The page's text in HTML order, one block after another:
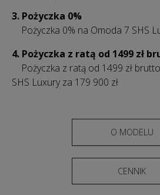
3. Pożyczka 0%
Pożyczka 0% na Omoda 7 SHS
4. Pożyczka z ratą od 1499 zł
Pożyczka z ratą od 1499 zł
SHS Luxury za 179 900 zł
O MODELU
CENNIK